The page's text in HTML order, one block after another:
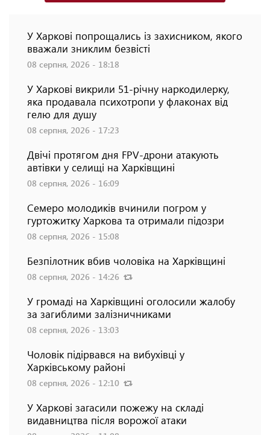
У Харкові попрощались із захисником, якого
вважали зниклим безвісті
08 серпня, 2026 - 18:18
У Харкові викрили 51-річну наркодилерку,
яка продавала психотропи у флаконах від
гелю для душу
08 серпня, 2026 - 17:23
Двічі протягом дня FPV-дрони атакують
автівки у селищі на Харківщині
08 серпня, 2026 - 16:09
Семеро молодиків вчинили погром у
гуртожитку Харкова та отримали підозри
08 серпня, 2026 - 15:08
Безпілотник вбив чоловіка на Харківщині
08 серпня, 2026 - 14:26
У громаді на Харківщині оголосили жалобу
за загиблими залізничниками
08 серпня, 2026 - 13:03
Чоловік підірвався на вибухівці у
Харківському районі
08 серпня, 2026 - 12:10
У Харкові загасили пожежу на складі
видавництва після ворожої атаки